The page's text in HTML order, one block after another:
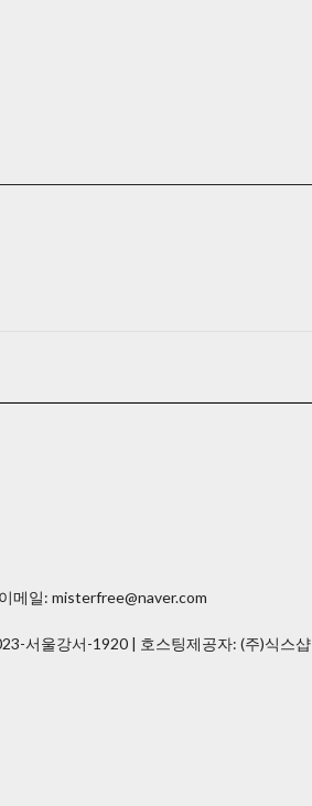
메일: misterfree@naver.com
서울강서-1920 | 호스팅제공자: (주)식스샵